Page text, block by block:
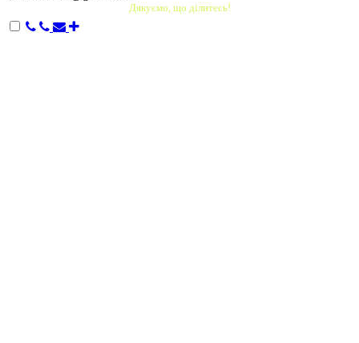
Дякуємо, що ділитесь!